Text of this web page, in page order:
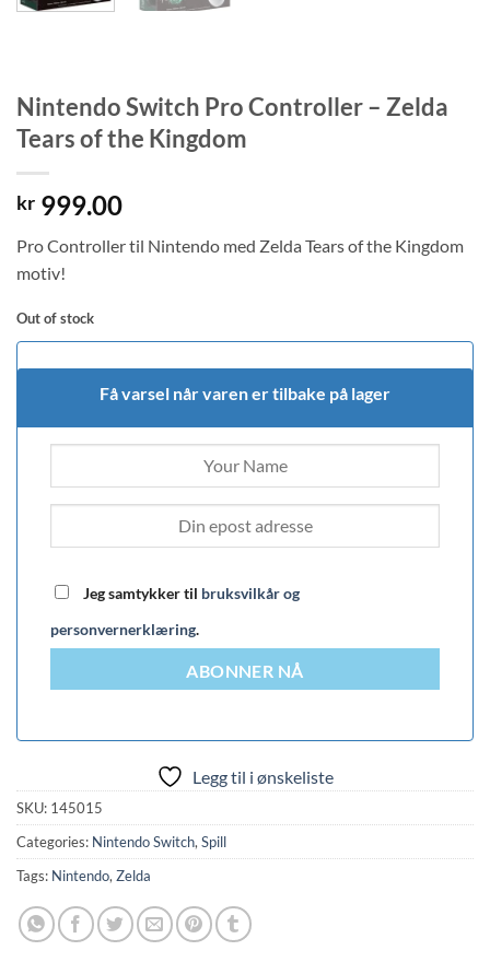
Nintendo Switch Pro Controller – Zelda
Tears of the Kingdom
kr 999.00
Pro Controller til Nintendo med Zelda Tears of the Kingdom
motiv!
Out of stock
Få varsel når varen er tilbake på lager
Jeg samtykker til bruksvilkår og
personvernerklæring.
ABONNER NÅ
Legg til i ønskeliste
SKU: 145015
Categories: Nintendo Switch, Spill
Tags: Nintendo, Zelda